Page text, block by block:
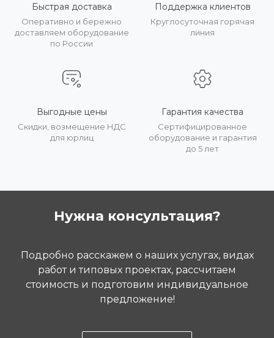
Быстрая доставка
Оперативно и бережно
доставляем оборудование
по России
Поддержка клиентов
Круглосуточная горячая
линия
Выгодные цены
Скидки, возмещение НДС
для юрлиц
Гарантия качества
Сертифицированное
оборудование и гарантия
до 5 лет
Нужна консультация?
Подробно расскажем о наших услугах, видах
работ и типовых проектах, рассчитаем
стоимость и подготовим индивидуальное
предложение!